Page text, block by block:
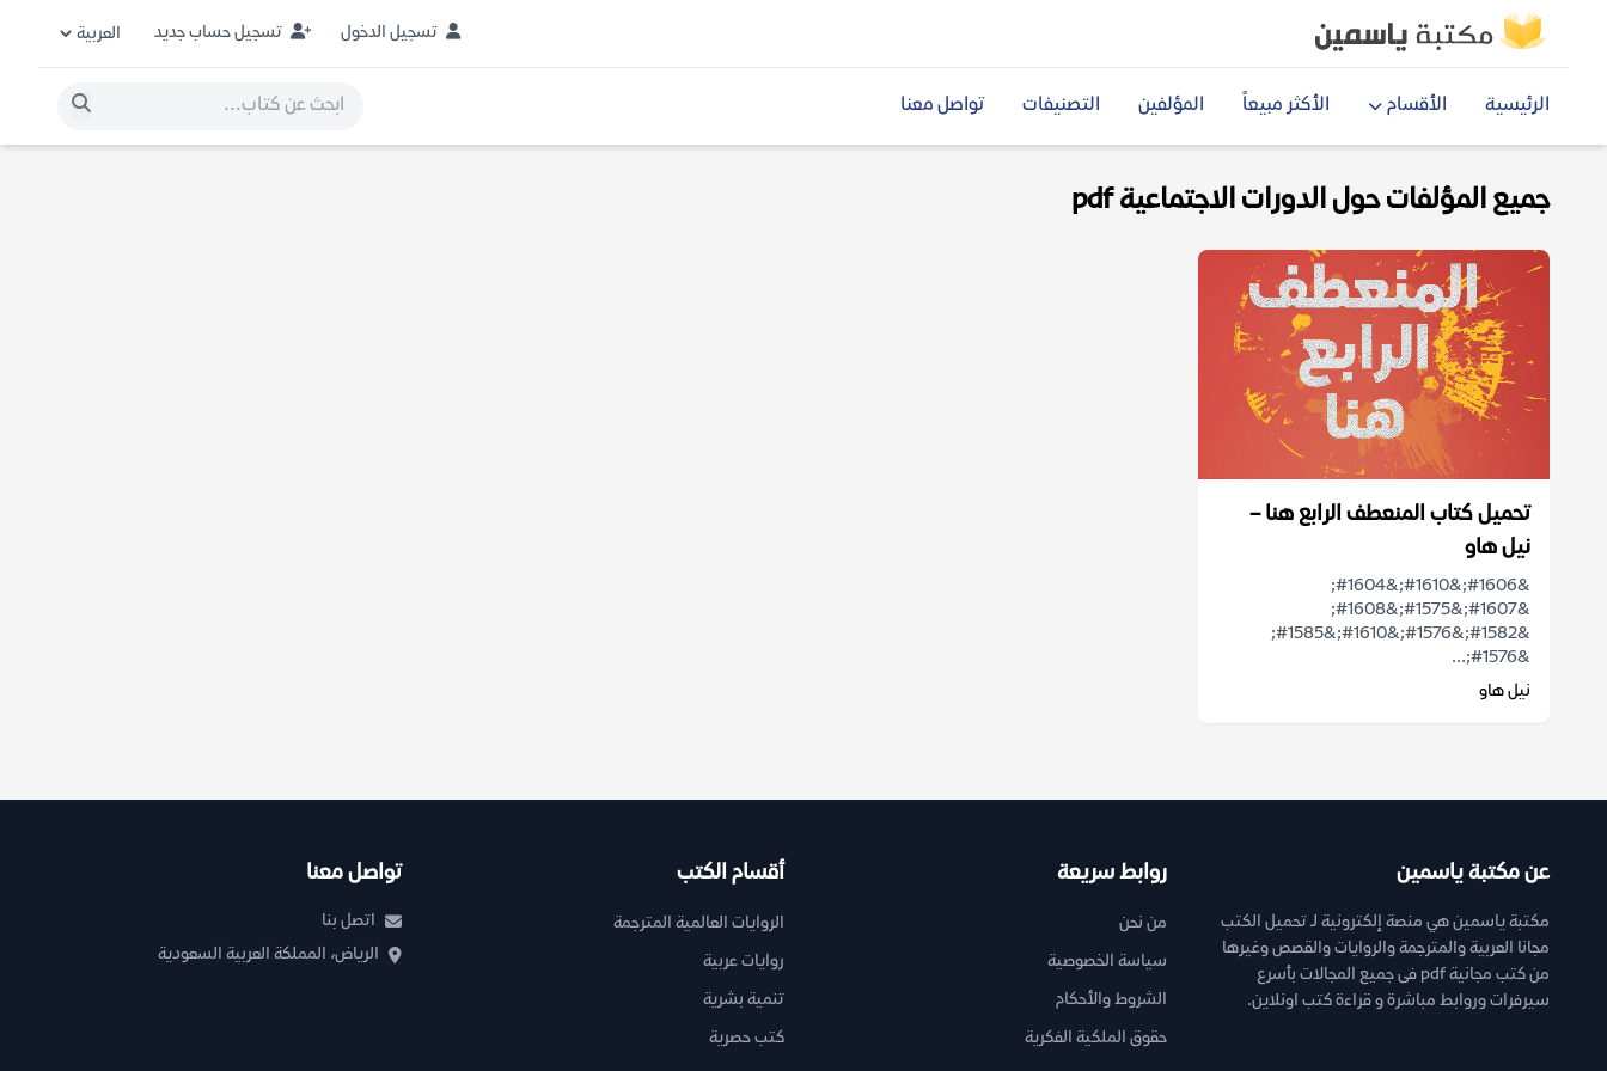
تسجيل الدخول تسجيل حساب جديد
الرئيسية الأقسام الأكثر مبيعاً المؤلفين التصنيفات تواصل معنا
جميع المؤلفات حول الدورات الاجتماعية pdf
تحميل كتاب المنعطف الرابع هنا –
نيل هاو
&#1606;&#1610;&#1604;
&#1607;&#1575;&#1608;
&#1582;&#1576;&#1610;&#1585;
&#1576;...
نيل هاو
عن مكتبة ياسمين
مكتبة ياسمين هي منصة إلكترونية لـ تحميل الكتب
مجانا العربية والمترجمة والروايات والقصص وغيرها
من كتب مجانية pdf فى جميع المجالات بأسرع
سيرفرات وروابط مباشرة و قراءة كتب اونلاين.
روابط سريعة
من نحن
سياسة الخصوصية
الشروط والأحكام
حقوق الملكية الفكرية
أقسام الكتب
الروايات العالمية المترجمة
روايات عربية
تنمية بشرية
كتب حصرية
تواصل معنا
اتصل بنا
الرياض، المملكة العربية السعودية